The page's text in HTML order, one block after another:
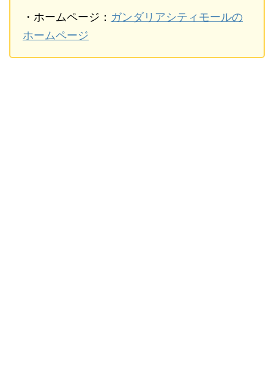
・ホームページ： ガンダリアシティモールの
ホームページ